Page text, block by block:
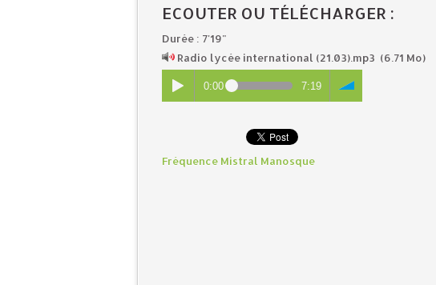
ECOUTER OU TÉLÉCHARGER :
Durée : 7'19"
Radio lycée international (21.03).mp3 (6.71 Mo)
0:00 7:19
Fréquence Mistral Manosque